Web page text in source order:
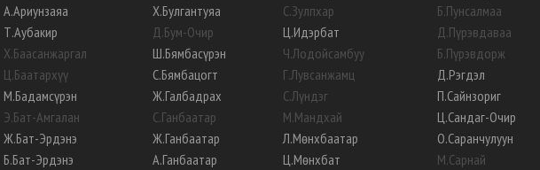
А.Ариунзаяа
Т.Аубакир
Х.Баасанжаргал
Ц.Баатархүү
М.Бадамсүрэн
Э.Бат-Амгалан
Ж.Бат-Эрдэнэ
Б.Бат-Эрдэнэ
Х.Булгантуяа
Д.Бум-Очир
Ш.Бямбасүрэн
С.Бямбацогт
Ж.Галбадрах
С.Ганбаатар
Ж.Ганбаатар
А.Ганбаатар
С.Зулпхар
Ц.Идэрбат
Ч.Лодойсамбуу
Г.Лувсанжамц
С.Лүндэг
М.Мандхай
Л.Мөнхбаатар
Ц.Мөнхбат
Б.Пунсалмаа
Д.Пүрэвдаваа
Б.Пүрэвдорж
Д.Рэгдэл
П.Сайнзориг
Ц.Сандаг-Очир
О.Саранчулуун
М.Сарнай